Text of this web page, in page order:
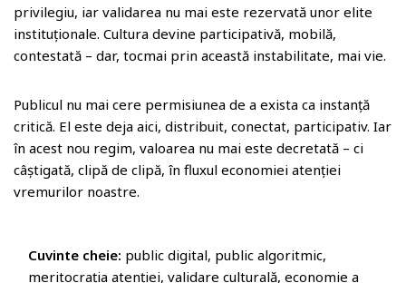
privilegiu, iar validarea nu mai este rezervată unor elite
instituționale. Cultura devine participativă, mobilă,
contestată – dar, tocmai prin această instabilitate, mai vie.
Publicul nu mai cere permisiunea de a exista ca instanță
critică. El este deja aici, distribuit, conectat, participativ. Iar
în acest nou regim, valoarea nu mai este decretată – ci
câștigată, clipă de clipă, în fluxul economiei atenției
vremurilor noastre.
Cuvinte cheie: public digital, public algoritmic,
meritocrația atenției, validare culturală, economie a